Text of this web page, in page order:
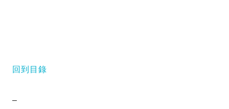
回到目錄
–